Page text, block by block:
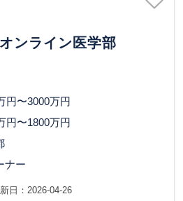
ンライン医学部
円〜3000万円
円〜1800万円
ナー
日：2026-04-26